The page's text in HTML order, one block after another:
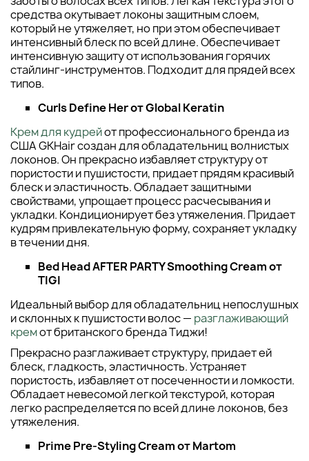
средства окутывает локоны защитным слоем,
который не утяжеляет, но при этом обеспечивает
интенсивный блеск по всей длине. Обеспечивает
интенсивную защиту от использования горячих
стайлинг-инструментов. Подходит для прядей всех
типов.
Curls Define Her от Global Keratin
Крем для кудрейот профессионального бренда из
США GKHair создан для обладательниц волнистых
локонов. Он прекрасно избавляет структуру от
пористости и пушистости, придает прядям красивый
блеск и эластичность. Обладает защитными
свойствами, упрощает процесс расчесывания и
укладки. Кондиционирует без утяжеления. Придает
кудрям привлекательную форму, сохраняет укладку
в течении дня.
Bed Head AFTER PARTY Smoothing Cream от
TIGI
Идеальный выбор для обладательниц непослушных
и склонных к пушистости волос — разглаживающий
кремот британского бренда Тиджи!
Прекрасно разглаживает структуру, придает ей
блеск, гладкость, эластичность. Устраняет
пористость, избавляет от посеченности и ломкости.
Обладает невесомой легкой текстурой, которая
легко распределяется по всей длине локонов, без
утяжеления.
Prime Pre-Styling Cream от Martom